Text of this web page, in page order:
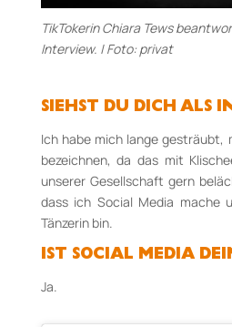
TikTokerin Chiara Tews
Interview. | Foto: privat
SIEHST DU DICH ALS
Ich habe mich lange gesträubt,
bezeichnen, da das mit
unserer Gesellschaft gern
dass ich Social Media mache
Tänzerin bin.
IST SOCIAL MEDIA
Ja.